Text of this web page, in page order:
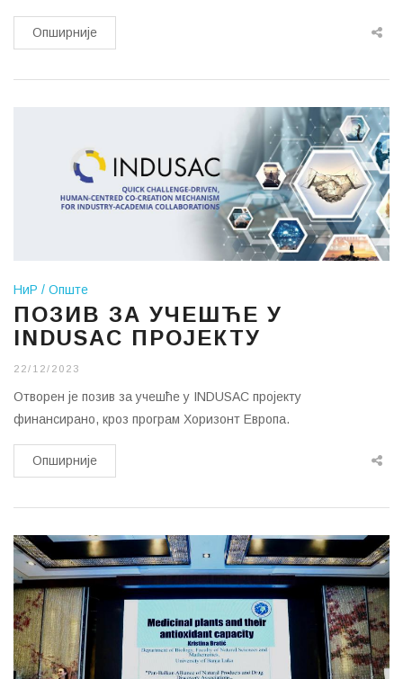
Опширније
НиР Опште
ПОЗИВ ЗА УЧЕШЋЕ У
INDUSAC ПРОЈЕКТУ
22/12/2023
Отворен је позив за учешће у INDUSAC пројекту
финансирано, кроз програм Хоризонт Европа.
Опширније